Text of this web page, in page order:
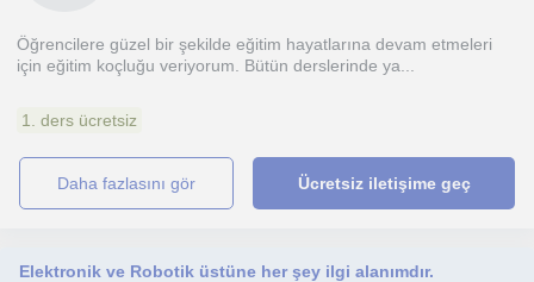
Öğrencilere güzel bir şekilde eğitim hayatlarına devam etmeleri
için eğitim koçluğu veriyorum. Bütün derslerinde ya...
1. ders ücretsiz
daha fazlasını gör Ücretsiz iletişime geç
Elektronik ve Robotik üstüne her şey ilgi alanımdır.